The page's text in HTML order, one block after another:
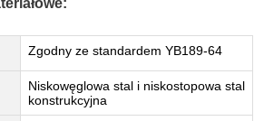
Zgodny ze standardem YB189-64
Niskowęglowa stal i niskostopowa stal
konstrukcyjna